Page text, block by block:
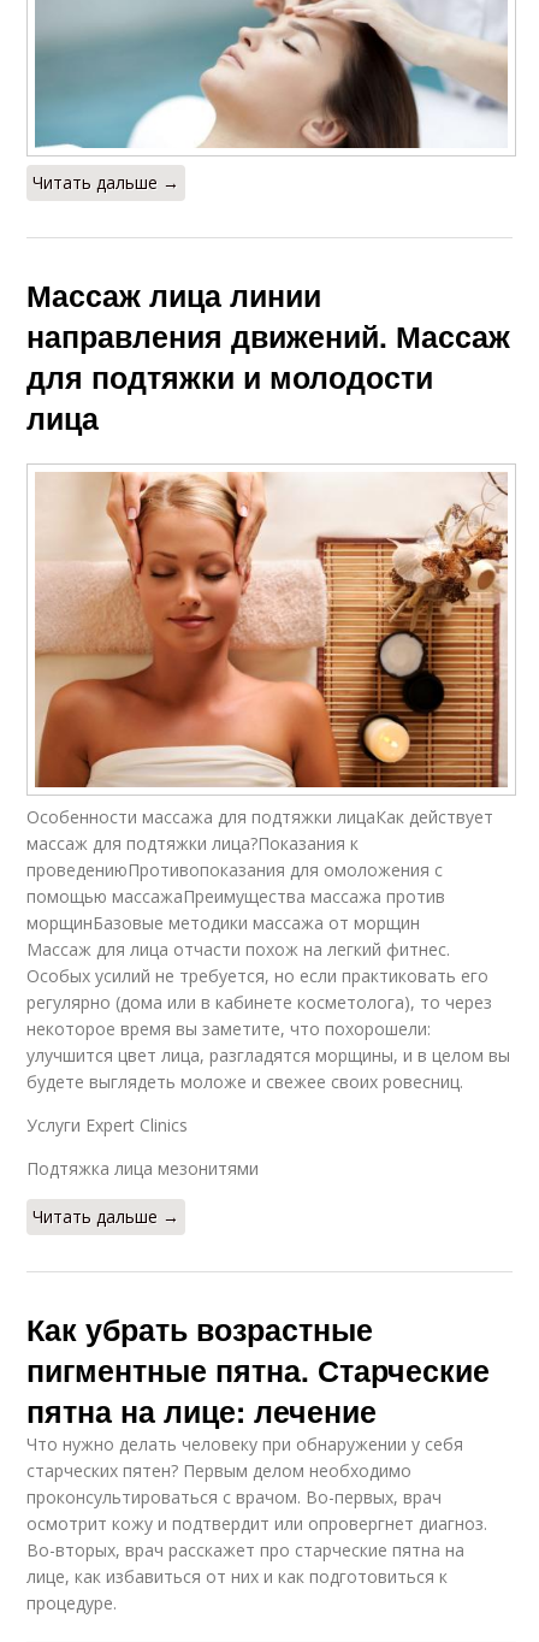
Читать дальше →
Массаж лица линии
направления движений. Массаж
для подтяжки и молодости
лица
Особенности массажа для подтяжки лицаКак действует
массаж для подтяжки лица?Показания к
проведениюПротивопоказания для омоложения с
помощью массажаПреимущества массажа против
морщинБазовые методики массажа от морщин
Массаж для лица отчасти похож на легкий фитнес.
Особых усилий не требуется, но если практиковать его
регулярно (дома или в кабинете косметолога), то через
некоторое время вы заметите, что похорошели:
улучшится цвет лица, разгладятся морщины, и в целом вы
будете выглядеть моложе и свежее своих ровесниц.
Услуги Expert Clinics
Подтяжка лица мезонитями
Читать дальше →
Как убрать возрастные
пигментные пятна. Старческие
пятна на лице: лечение
Что нужно делать человеку при обнаружении у себя
старческих пятен? Первым делом необходимо
проконсультироваться с врачом. Во-первых, врач
осмотрит кожу и подтвердит или опровергнет диагноз.
Во-вторых, врач расскажет про старческие пятна на
лице, как избавиться от них и как подготовиться к
процедуре.